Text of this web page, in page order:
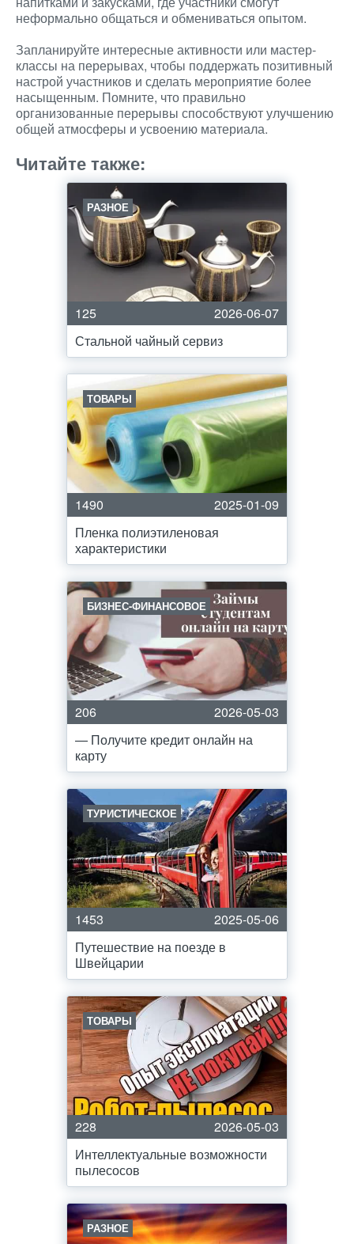
неформально общаться и обмениваться опытом.
Запланируйте интересные активности или мастер-
классы на перерывах, чтобы поддержать позитивный
настрой участников и сделать мероприятие более
насыщенным. Помните, что правильно
организованные перерывы способствуют улучшению
общей атмосферы и усвоению материала.
Читайте также:
РАЗНОЕ
125
2026-06-07
Стальной чайный сервиз
ТОВАРЫ
1490
2025-01-09
Пленка полиэтиленовая
характеристики
БИЗНЕС-ФИНАНСОВОЕ
206
2026-05-03
— Получите кредит онлайн на
карту
ТУРИСТИЧЕСКОЕ
1453
2025-05-06
Путешествие на поезде в
Швейцарии
ТОВАРЫ
228
2026-05-03
Интеллектуальные возможности
пылесосов
РАЗНОЕ